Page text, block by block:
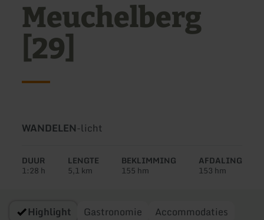
Meuchelberg
[29]
Soort
WANDELEN-Moeilijkheidsgraad:
licht
DUUR
1:28 h
LENGTE
5,1 km
BEKLIMMING
155 hm
AFDALING
153 hm
Highlight Gastronomie Accommodaties